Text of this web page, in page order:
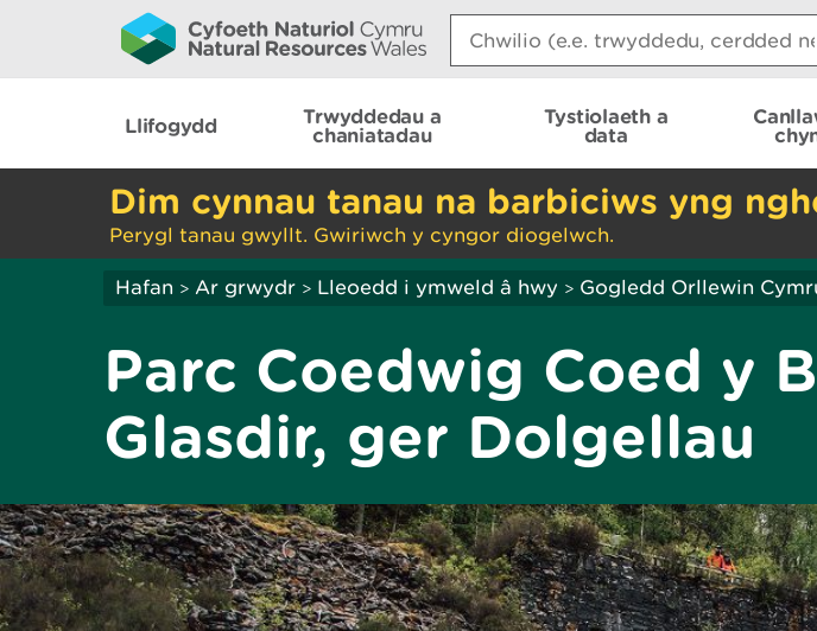
Search:
Llifogydd
Trwyddedau a
chaniatadau
Tystiolaeth a
data
Dim cynnau tanau na barbiciws yng
Perygl tanau gwyllt. Gwiriwch y cyngor diogelwch.
Hafan > Ar grwydr > Lleoedd i ymweld â hwy > Gogledd Orllewin
Parc Coedwig Coed y
Glasdir, ger Dolgellau